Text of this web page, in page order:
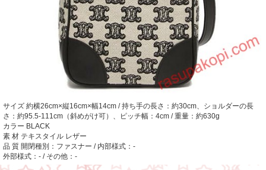
サイズ 約横26cm×縦16cm×幅14cm / 持ち手の長さ：約30cm、ショルダーの長
さ：約95.5-111cm（斜めがけ可）、ピッチ幅：4cm / 重量：約630g
カラー BLACK
素 材 テキスタイル レザー
品 質 開閉種別：ファスナー / 内部様式：-
外部様式：- / その他：-